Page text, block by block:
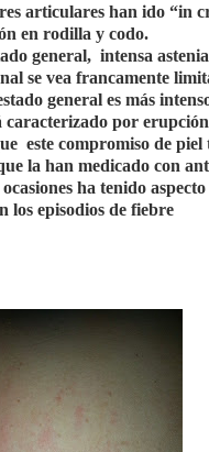
articulares han ido “in
en rodilla y codo.
general, intensa
se vea francamente
general es más
caracterizado por
este compromiso de
la han medicado con
ocasiones ha tenido
los episodios de fiebre